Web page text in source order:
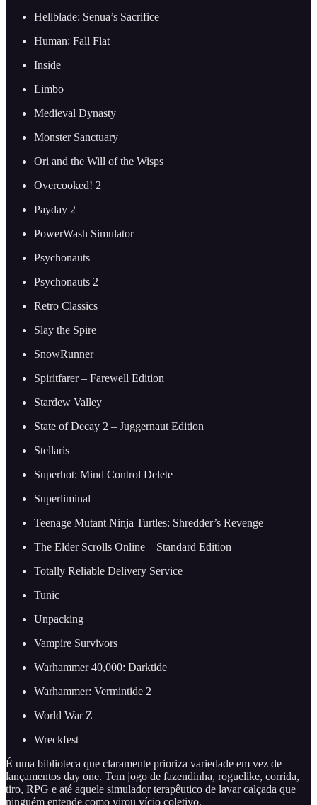
Hellblade: Senua’s Sacrifice
Human: Fall Flat
Inside
Limbo
Medieval Dynasty
Monster Sanctuary
Ori and the Will of the Wisps
Overcooked! 2
Payday 2
PowerWash Simulator
Psychonauts
Psychonauts 2
Retro Classics
Slay the Spire
SnowRunner
Spiritfarer – Farewell Edition
Stardew Valley
State of Decay 2 – Juggernaut Edition
Stellaris
Superhot: Mind Control Delete
Superliminal
Teenage Mutant Ninja Turtles: Shredder’s Revenge
The Elder Scrolls Online – Standard Edition
Totally Reliable Delivery Service
Tunic
Unpacking
Vampire Survivors
Warhammer 40,000: Darktide
Warhammer: Vermintide 2
World War Z
Wreckfest
É uma biblioteca que claramente prioriza variedade em vez de
lançamentos day one. Tem jogo de fazendinha, roguelike, corrida,
tiro, RPG e até aquele simulador terapêutico de lavar calçada que
ninguém entende como virou vício coletivo.